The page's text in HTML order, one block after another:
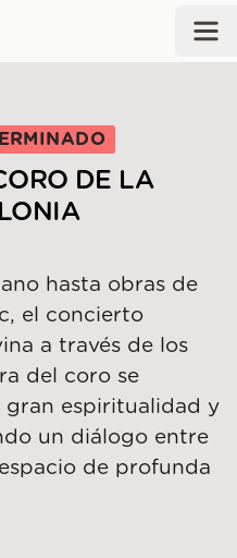
PRINCIPAL
DE LA
hasta obras de
el concierto
a través de los
del coro se
gran espiritualidad y
un diálogo entre
de profunda